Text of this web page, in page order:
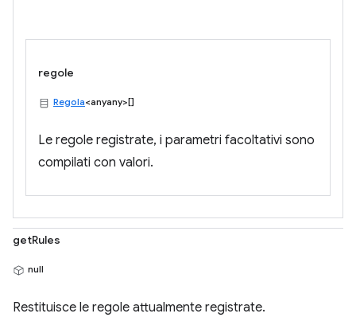
regole
Regola<anyany>[]
Le regole registrate, i parametri facoltativi sono
compilati con valori.
getRules
null
Restituisce le regole attualmente registrate.